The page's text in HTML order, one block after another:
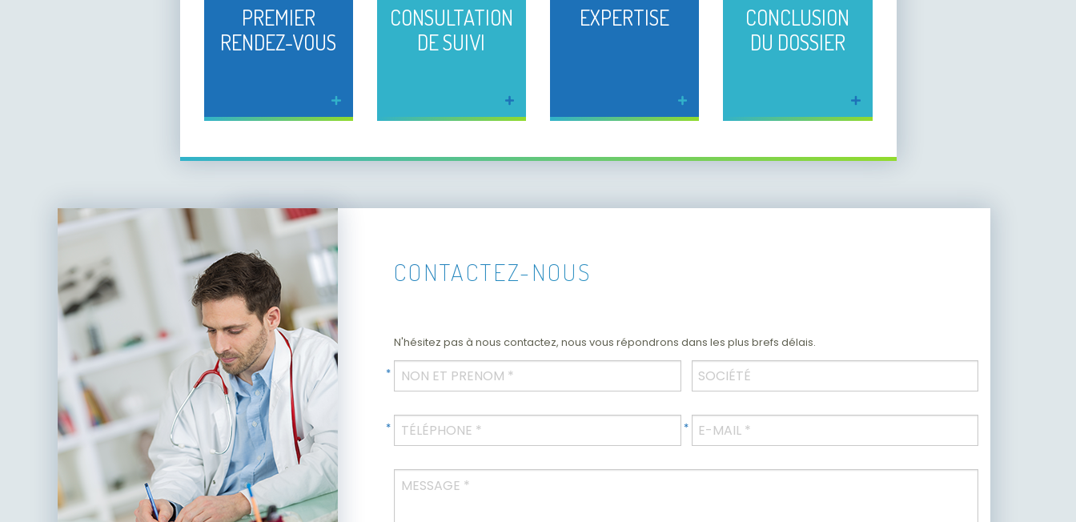
PREMIER
RENDEZ-VOUS
CONSULTATION
DE SUIVI
EXPERTISE
CONCLUSION
DU DOSSIER
CONTACTEZ-NOUS
N'hésitez pas à nous contactez, nous vous répondrons dans les plus brefs délais.
Votre
nom
Société
Téléphone
E-
MAIL
Message